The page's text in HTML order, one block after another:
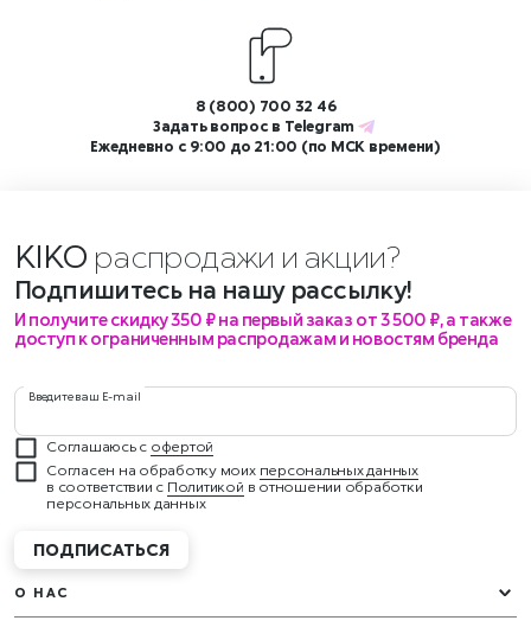
8 (800) 700 32 46
Задать вопрос в Telegram
Ежедневно с 9:00 до 21:00 (по МСК времени)
KIKO распродажи и акции
Подпишитесь на нашу рассылку!
И получите скидку 350 ₽ на первый заказ от 3 500 ₽, а также
доступ к ограниченным распродажам и новостям бренда
Введите ваш E-mail
Соглашаюсь с офертой
Согласен на обработку моих персональных данных
в соответствии с Политикой в отношении обработки
персональных данных
ПОДПИСАТЬСЯ
О НАС